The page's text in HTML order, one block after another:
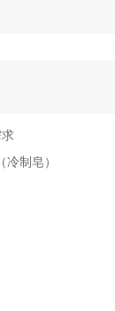
制皂）